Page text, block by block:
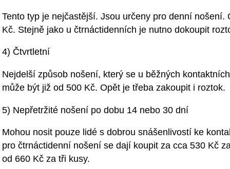
Tento typ je nejčastější. Jsou určeny pro denní
Kč. Stejně jako u čtrnáctidenních je nutno dokoupit
4) Čtvrtletní
Nejdelší způsob nošení, který se u běžných
může být již od 500 Kč. Opět je třeba zakoupit i roztok.
5) Nepřetržité nošení po dobu 14 nebo 30 dní
Mohou nosit pouze lidé s dobrou snášenlivostí ke
pro čtrnáctidenní nošení se dají koupit za cca 530 Kč
od 660 Kč za tři kusy.